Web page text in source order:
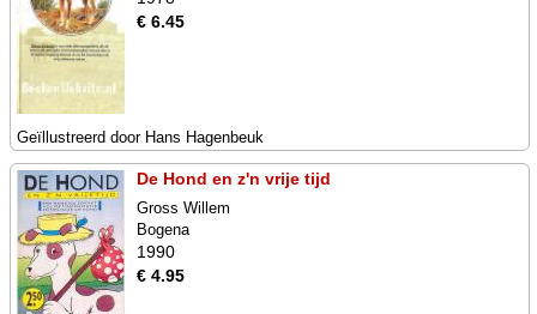
€ 6.45
Geïllustreerd door Hans Hagenbeuk
De Hond en z'n vrije tijd
Gross Willem
Bogena
1990
€ 4.95